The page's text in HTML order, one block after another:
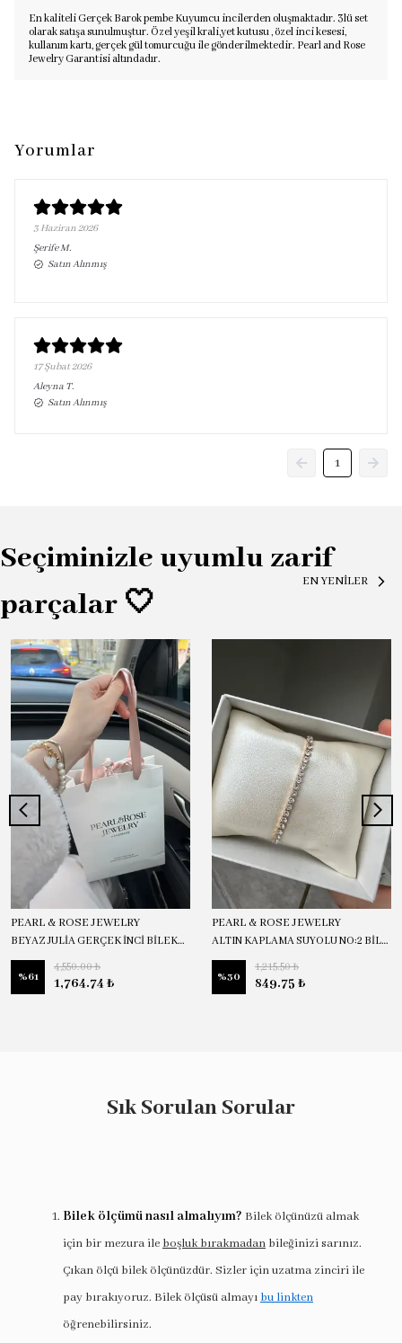
En kaliteli Gerçek Barok pembe Kuyumcu incilerden oluşmaktadır. 3lü set
olarak satışa sunulmuştur. Özel yeşil krali,yet kutusu , özel inci kesesi,
kullanım kartı, gerçek gül tomurcuğu ile gönderilmektedir. Pearl and Rose
Jewelry Garantisi altındadır.
Yorumlar
3 Haziran 2026
ŞerifeM.
Satın Alınmış
17 Şubat 2026
Aleyna T.
Satın Alınmış
1
Seçiminizle uyumlu zarif
parçalar 🤍
EN YENİLER
PEARL & ROSE JEWELRY
BEYAZ JULİA GERÇEK İNCİ BİLEKLİK
%61
4,550.00 ₺
1,764.74 ₺
PEARL & ROSE JEWELRY
ALTIN KAPLAMA SUYOLU NO:2 BİLEKLİK
%30
1,215.50 ₺
849.75 ₺
Sık Sorulan Sorular
Bilek ölçümü nasıl almalıyım? Bilek ölçünüzü almak
için bir mezura ile boşluk bırakmadan bileğinizi sarınız.
Çıkan ölçü bilek ölçünüzdür. Sizler için uzatma zinciri ile
pay bırakıyoruz. Bilek ölçüsü almayı bu linkten
öğrenebilirsiniz.